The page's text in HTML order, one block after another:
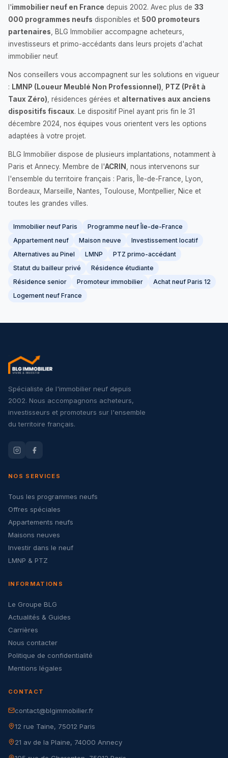
l'immobilier neuf en France depuis 2002. Avec plus de 33
000 programmes neufs disponibles et 500 promoteurs
partenaires , BLG Immobilier accompagne acheteurs,
investisseurs et primo-accédants dans leurs projets d'achat
immobilier neuf.
Nos conseillers vous accompagnent sur les solutions en vigueur
: LMNP (Loueur Meublé Non Professionnel)
PTZ (Prêt à
Taux Zéro) , résidences gérées et alternatives aux anciens
dispositifs fiscaux. Le dispositif Pinel ayant pris fin le 31
décembre 2024, nos équipes vous orientent vers les options
adaptées à votre projet.
BLG Immobilier dispose de plusieurs implantations, notamment à
Paris et Annecy. Membre de l'ACRIN
, nous intervenons sur
l'ensemble du territoire français : Paris, Île-de-France, Lyon,
Bordeaux, Marseille, Nantes, Toulouse, Montpellier, Nice et
toutes les grandes villes.
Immobilier neuf Paris
Programme neuf Île-de-France
Appartement neuf
Maison neuve
Investissement locatif
Alternatives au Pinel
LMNP
PTZ primo-accédant
Statut du bailleur privé
Résidence étudiante
Résidence senior
Promoteur immobilier
Achat neuf Paris 12
Logement neuf France
Spécialiste de l'immobilier neuf depuis
2002. Nous accompagnons acheteurs,
investisseurs et promoteurs sur l'ensemble
du territoire français.
NOS SERVICES
Tous les programmes neufs
Offres spéciales
Appartements neufs
Maisons neuves
Investir dans le neuf
LMNP & PTZ
INFORMATIONS
Le Groupe BLG
Actualités & Guides
Carrières
Nous contacter
Politique de confidentialité
Mentions légales
CONTACT
contact@blgimmobilier.fr
12 rue Taine, 75012 Paris
21 av de la Plaine, 74000 Annecy